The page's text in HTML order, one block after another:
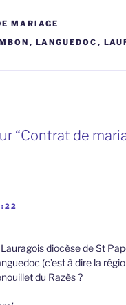
MARIAGE
, LANGUEDOC ,
“Contrat de
diocèse de St
(c’est à dire la
du Razès ?